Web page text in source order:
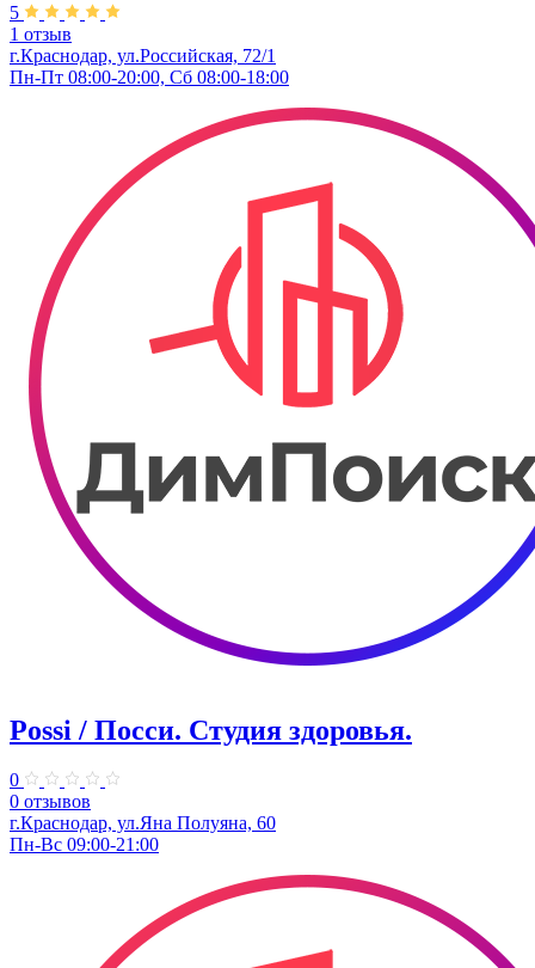
5
1 отзыв
г.Краснодар, ул.Российская, 72/1
Пн-Пт 08:00-20:00, Сб 08:00-18:00
Possi / Посси. Студия здоровья.
0
0 отзывов
г.Краснодар, ул.Яна Полуяна, 60
Пн-Вс 09:00-21:00